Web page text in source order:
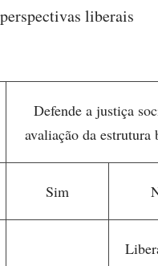
liberais
Defende a justiça
avaliação da estrutura
Sim